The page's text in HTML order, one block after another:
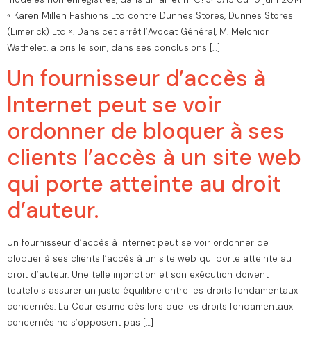
« Karen Millen Fashions Ltd contre Dunnes Stores, Dunnes Stores
(Limerick) Ltd ». Dans cet arrêt l’Avocat Général, M. Melchior
Wathelet, a pris le soin, dans ses conclusions […]
Un fournisseur d’accès à
Internet peut se voir
ordonner de bloquer à ses
clients l’accès à un site web
qui porte atteinte au droit
d’auteur.
Un fournisseur d’accès à Internet peut se voir ordonner de
bloquer à ses clients l’accès à un site web qui porte atteinte au
droit d’auteur. Une telle injonction et son exécution doivent
toutefois assurer un juste équilibre entre les droits fondamentaux
concernés. La Cour estime dès lors que les droits fondamentaux
concernés ne s’opposent pas […]